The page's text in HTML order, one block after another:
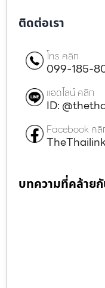
ติดต่อเรา
โทร คลิก
099-185-
แอดไลน์ คลิก
ID:
Facebook คลิ
บทความที่คล้าย